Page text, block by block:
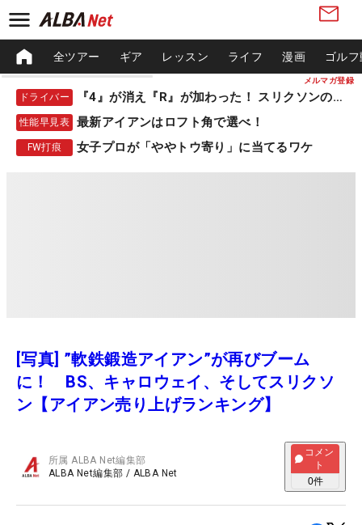
メルマガ登録
全ツアー ギア レッスン ライフ 漫画 ゴル
ドライバー 『4』が消え『R』が加わった！ スリクソンの新作
性能早見表 最新アイアンはロフト角で選べ！
FW打痕 女子プロが「ややトウ寄り」に当てるワケ
[写真] ”軟鉄鍛造アイアン”が再びブーム
に！ BS、キャロウェイ、そしてスリクソ
ン【アイアン売り上げランキング】
所属ALBA Net編集部
ALBA Net編集部 / ALBA Net
コメン
ト
0件